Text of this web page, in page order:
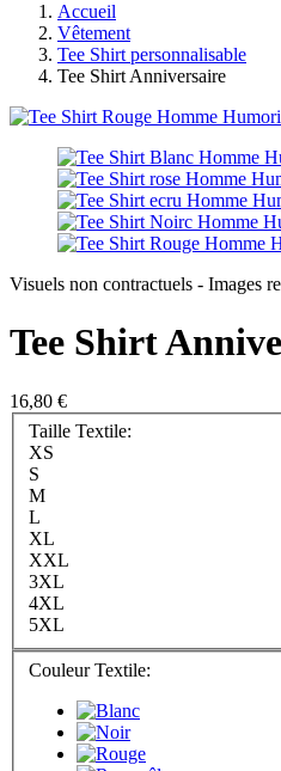
Accueil
Vêtement
Tee Shirt personnalisable
Tee Shirt Anniversaire
Visuels non contractuels - Images
Tee Shirt
16,80 €
Taille Textile:
XS
S
M
L
XL
XXL
3XL
4XL
5XL
Couleur Textile: